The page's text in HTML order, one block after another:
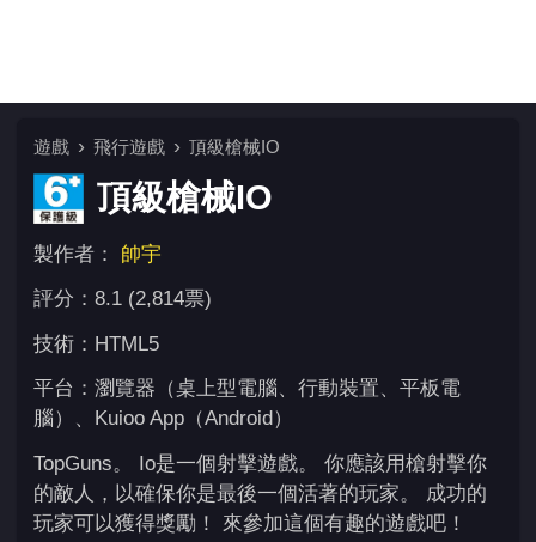
遊戲 飛行遊戲 頂級槍械IO
頂級槍械IO
製作者： 帥宇
評分：8.1 (2,814票)
技術：HTML5
平台：瀏覽器（桌上型電腦、行動裝置、平板電
腦）、Kuioo App（Android）
TopGuns。 Io是一個射擊遊戲。 你應該用槍射擊你
的敵人，以確保你是最後一個活著的玩家。 成功的
玩家可以獲得獎勵！ 來參加這個有趣的遊戲吧！